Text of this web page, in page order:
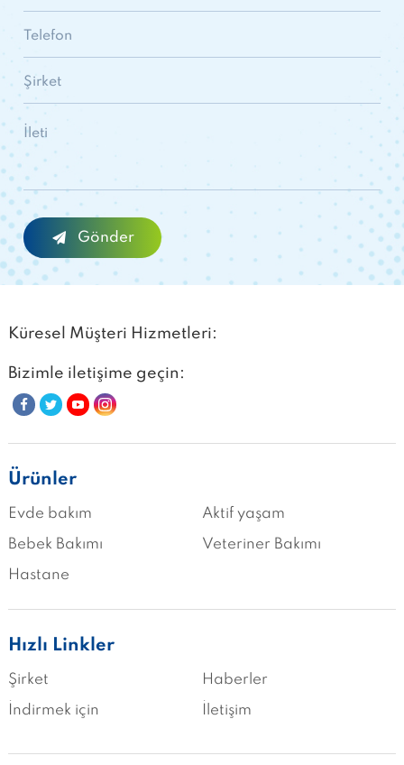
Küresel Müşteri Hizmetleri:
Bizimle iletişime geçin:
Ürünler
Evde bakım
Aktif yaşam
Bebek Bakımı
Veteriner Bakımı
Hastane
Hızlı Linkler
Şirket
Haberler
İndirmek için
İletişim